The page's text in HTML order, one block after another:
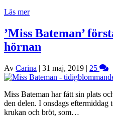
Läs mer
’Miss Bateman’
hörnan
Av Carina | 31 maj, 2019 | 25
Miss Bateman har fått sin plats
den delen. I onsdags eftermiddag
krukan och bröt, som…